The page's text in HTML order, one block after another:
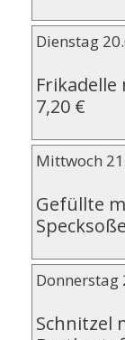
Dienstag
Frikadelle
7,20 €
Mittwoch
Gefüllte
Specksoße
Donnerstag
Schnitzel